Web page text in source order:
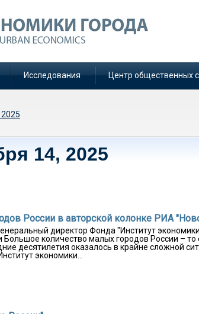
Исследования Центр общественных
2025
14, 2025
России в авторской колонке РИА
директор Фонда "Институт
Большое количество малых городов России – то
десятилетия оказалось в крайне сложной
экономики...